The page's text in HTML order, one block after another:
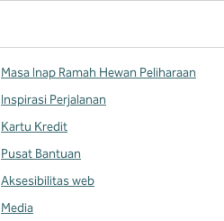
Masa Inap Ramah Hewan Peliharaan
Inspirasi Perjalanan
Kartu Kredit
Pusat Bantuan
Aksesibilitas web
Media